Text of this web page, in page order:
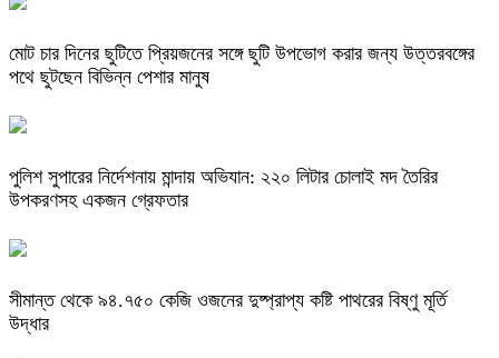
মোট চার দিনের ছুটিতে প্রিয়জনের সঙ্গে ছুটি উপভোগ করার জন্য উত্তরবঙ্গের
পথে ছুটছেন বিভিন্ন পেশার মানুষ
পুলিশ সুপারের নির্দেশনায় মান্দায় অভিযান: ২২০ লিটার চোলাই মদ তৈরির
উপকরণসহ একজন গ্রেফতার
সীমান্ত থেকে ৯৪.৭৫০ কেজি ওজনের দুষ্প্রাপ্য কষ্টি পাথরের বিষ্ণু মূর্তি
উদ্ধার